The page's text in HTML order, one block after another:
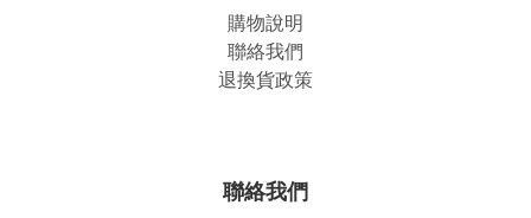
購物說明
聯絡我們
退換貨政策
聯絡我們